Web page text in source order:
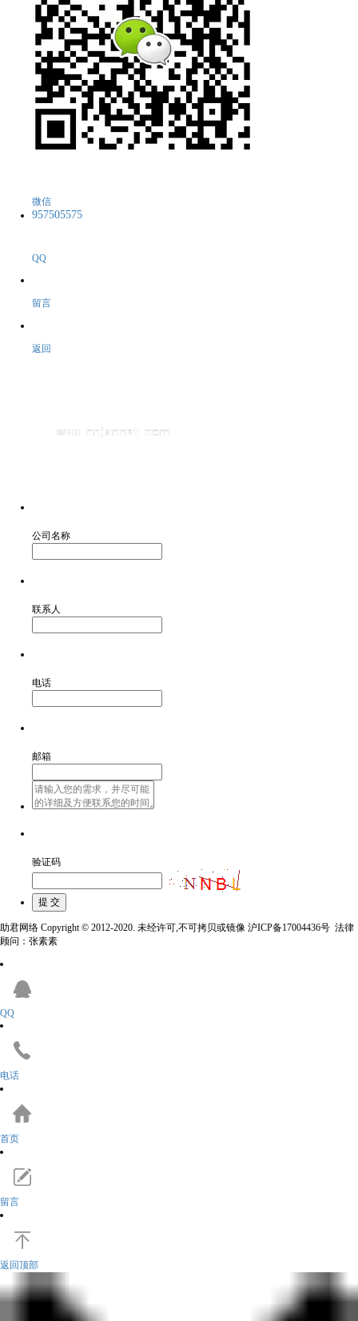
微信
957505575
QQ
留言
返回
公司名称
联系人
电话
邮箱
验证码
助君网络 Copyright © 2012-2020. 未经许可,不可拷贝或镜像 沪ICP备17004436号 法律
顾问：张素素
QQ
电话
首页
留言
返回顶部